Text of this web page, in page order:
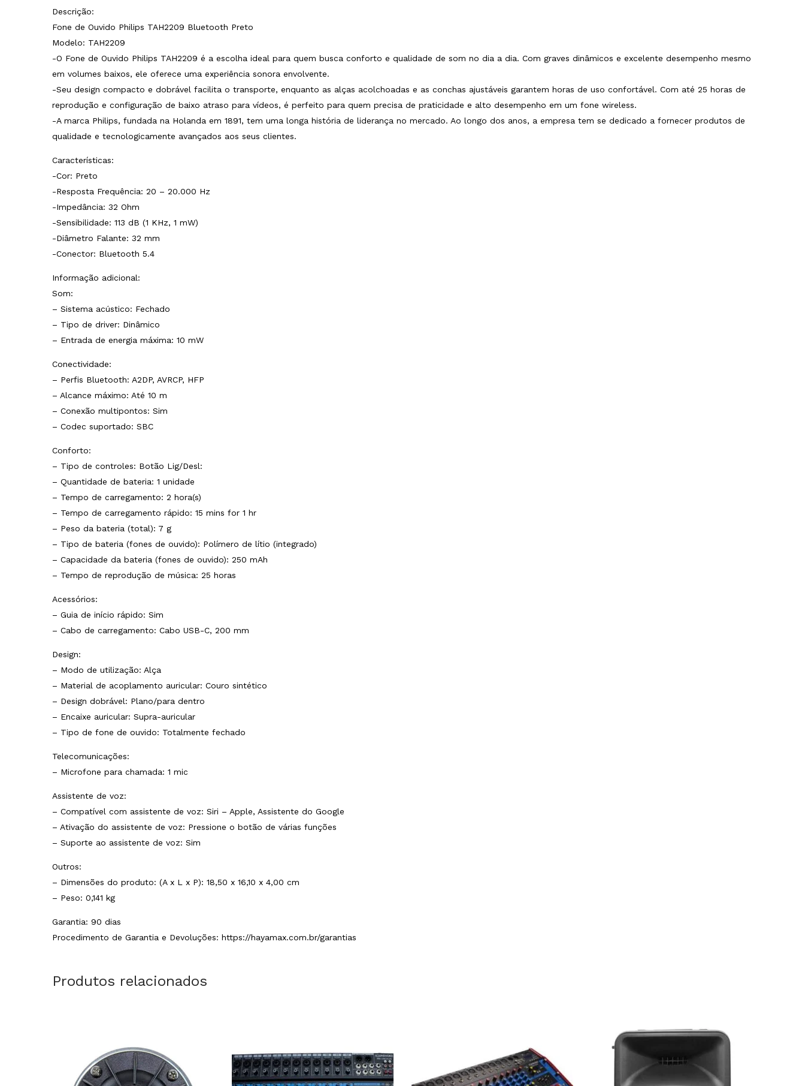
Descrição:
Fone de Ouvido Philips TAH2209 Bluetooth Preto
Modelo: TAH2209
-O Fone de Ouvido Philips TAH2209 é a escolha ideal para quem busca conforto e qualidade de som no dia a dia. Com graves dinâmicos e excelente desempenho mesmo
em volumes baixos, ele oferece uma experiência sonora envolvente.
-Seu design compacto e dobrável facilita o transporte, enquanto as alças acolchoadas e as conchas ajustáveis garantem horas de uso confortável. Com até 25 horas de
reprodução e configuração de baixo atraso para vídeos, é perfeito para quem precisa de praticidade e alto desempenho em um fone wireless.
-A marca Philips, fundada na Holanda em 1891, tem uma longa história de liderança no mercado. Ao longo dos anos, a empresa tem se dedicado a fornecer produtos de
qualidade e tecnologicamente avançados aos seus clientes.
Características:
-Cor: Preto
-Resposta Frequência: 20 – 20.000 Hz
-Impedância: 32 Ohm
-Sensibilidade: 113 dB (1 KHz, 1 mW)
-Diâmetro Falante: 32 mm
-Conector: Bluetooth 5.4
Informação adicional:
Som:
– Sistema acústico: Fechado
– Tipo de driver: Dinâmico
– Entrada de energia máxima: 10 mW
Conectividade:
– Perfis Bluetooth: A2DP, AVRCP, HFP
– Alcance máximo: Até 10 m
– Conexão multipontos: Sim
– Codec suportado: SBC
Conforto:
– Tipo de controles: Botão Lig/Desl:
– Quantidade de bateria: 1 unidade
– Tempo de carregamento: 2 hora(s)
– Tempo de carregamento rápido: 15 mins for 1 hr
– Peso da bateria (total): 7 g
– Tipo de bateria (fones de ouvido): Polímero de lítio (integrado)
– Capacidade da bateria (fones de ouvido): 250 mAh
– Tempo de reprodução de música: 25 horas
Acessórios:
– Guia de início rápido: Sim
– Cabo de carregamento: Cabo USB-C, 200 mm
Design:
– Modo de utilização: Alça
– Material de acoplamento auricular: Couro sintético
– Design dobrável: Plano/para dentro
– Encaixe auricular: Supra-auricular
– Tipo de fone de ouvido: Totalmente fechado
Telecomunicações:
– Microfone para chamada: 1 mic
Assistente de voz:
– Compatível com assistente de voz: Siri – Apple, Assistente do Google
– Ativação do assistente de voz: Pressione o botão de várias funções
– Suporte ao assistente de voz: Sim
Outros:
– Dimensões do produto: (A x L x P): 18,50 x 16,10 x 4,00 cm
– Peso: 0,141 kg
Garantia: 90 dias
Procedimento de Garantia e Devoluções: https://hayamax.com.br/garantias
Produtos relacionados